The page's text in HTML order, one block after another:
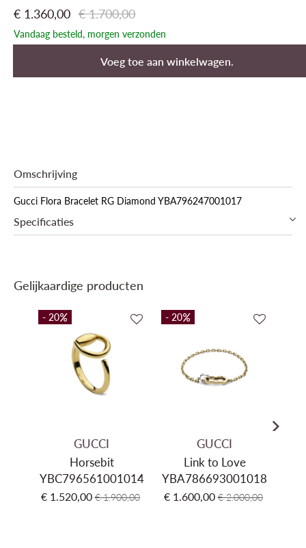
€ 1.700,00
€ 1.360,00
Vandaag besteld, morgen verzonden
Voeg toe aan winkelwagen.
Omschrijving
Gucci Flora Bracelet RG Diamond YBA796247001017
Specificaties
Gelijkaardige producten
- 20
GUCCI
Horsebit
YBC796561001014
€ 1.520,00 € 1.900,00
- 20
GUCCI
Link to Love
YBA786693001018
€ 1.600,00 € 2.000,00